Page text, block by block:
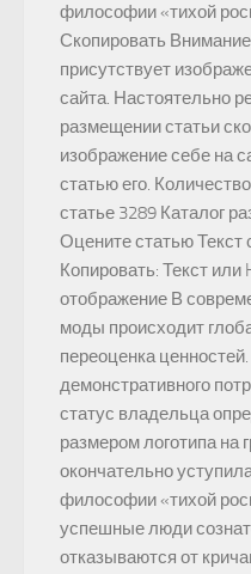
философии «тихой
Скопировать
присутствует
сайта. Настоятельно
размещении статьи
изображение себе на
статью его.
статье 3289 Каталог
Оцените статью Текст
Копировать: Текст или
отображение В
моды происходит
переоценка
демонстративного
статус владельца
размером логотипа на
окончательно
философии «тихой
успешные люди
отказываются от